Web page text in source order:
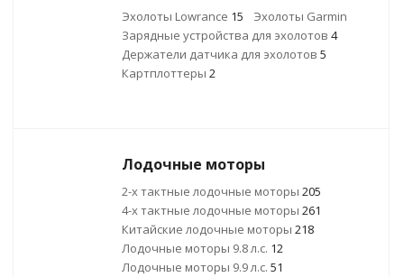
Эхолоты Lowrance 15
Эхолоты Garmin
Зарядные устройства для эхолотов 4
Держатели датчика для эхолотов 5
Картплоттеры 2
Лодочные моторы
2-х тактные лодочные моторы 205
4-х тактные лодочные моторы 261
Китайские лодочные моторы 218
Лодочные моторы 9.8 л.с. 12
Лодочные моторы 9.9 л.с. 51